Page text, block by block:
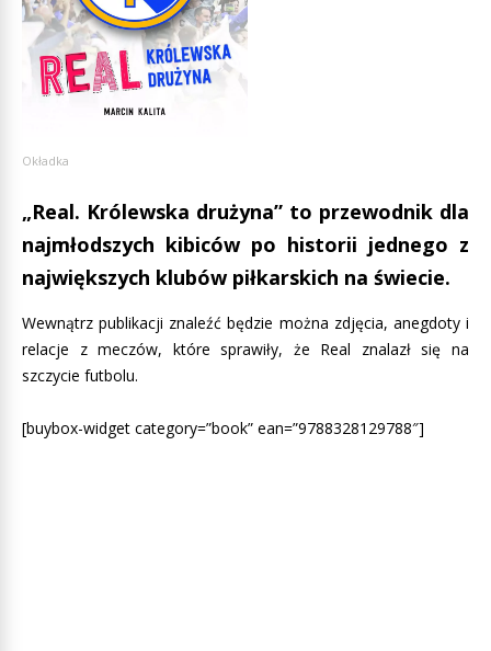
Okładka
„Real. Królewska drużyna” to przewodnik dla
najmłodszych kibiców po historii jednego z
największych klubów piłkarskich na świecie.
Wewnątrz publikacji znaleźć będzie można zdjęcia, anegdoty i
relacje z meczów, które sprawiły, że Real znalazł się na
szczycie futbolu.
[buybox-widget category=”book” ean=”9788328129788″]